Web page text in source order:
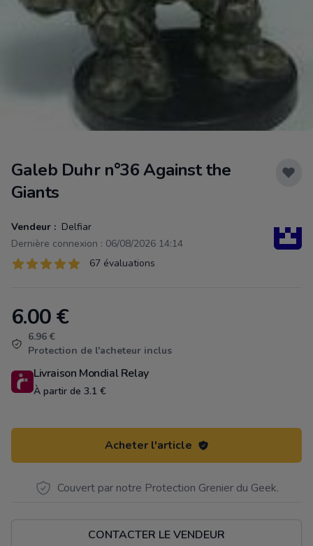
Galeb Duhr n°36 Against the
Giants
Vendeur : Delfiar
Dernière connexion : 06/08/2026 14:14
Évaluations
67 sur 5 étoiles 67 évaluations
Product information
6.00€
6.96 €
Protection de l'acheteur inclus
Livraison Mondial Relay
À partir de 3.1 €
Acheter l'article
Couvert par notre Protection Grenier du Geek.
CONTACTER LE VENDEUR